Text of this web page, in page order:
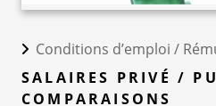
Conditions d’emploi /
SALAIRES PRIVÉ /
COMPARAISONS